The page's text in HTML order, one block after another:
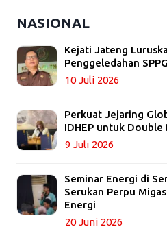
NASIONAL
Kejati Jateng
Penggeledahan
10 Juli 2026
Perkuat Jejaring
IDHEP untuk Double
9 Juli 2026
Seminar Energi di
Serukan Perpu
Energi
20 Juni 2026